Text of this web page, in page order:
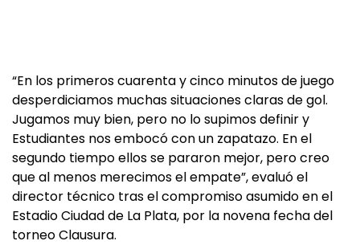
“En los primeros cuarenta y cinco minutos de juego
desperdiciamos muchas situaciones claras de gol.
Jugamos muy bien, pero no lo supimos definir y
Estudiantes nos embocó con un zapatazo. En el
segundo tiempo ellos se pararon mejor, pero creo
que al menos merecimos el empate”, evaluó el
director técnico tras el compromiso asumido en el
Estadio Ciudad de La Plata, por la novena fecha del
torneo Clausura.